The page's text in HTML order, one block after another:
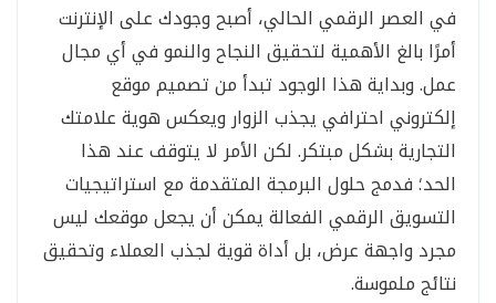
في العصر الرقمي الحالي، أصبح وجودك على الإنترنت
أمرًا بالغ الأهمية لتحقيق النجاح والنمو في أي مجال
عمل. وبداية هذا الوجود تبدأ من تصميم موقع
إلكتروني احترافي يجذب الزوار ويعكس هوية علامتك
التجارية بشكل مبتكر. لكن الأمر لا يتوقف عند هذا
الحد؛ فدمج حلول البرمجة المتقدمة مع استراتيجيات
التسويق الرقمي الفعالة يمكن أن يجعل موقعك ليس
مجرد واجهة عرض، بل أداة قوية لجذب العملاء وتحقيق
نتائج ملموسة.